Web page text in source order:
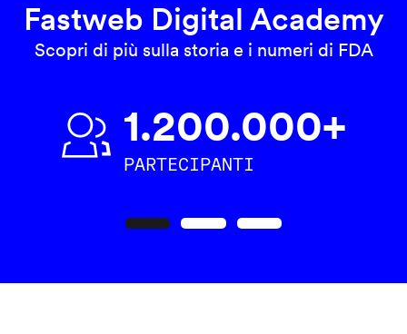
Fastweb Digital Academy
Scopri di più sulla storia e i numeri di FDA
1.200.000+
PARTECIPANTI